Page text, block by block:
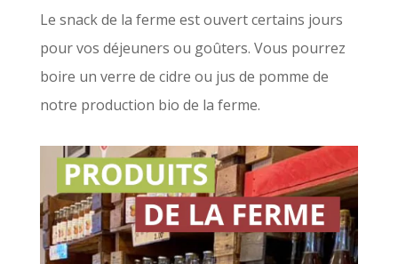
Le snack de la ferme est ouvert certains jours
pour vos déjeuners ou goûters. Vous pourrez
boire un verre de cidre ou jus de pomme de
notre production bio de la ferme.